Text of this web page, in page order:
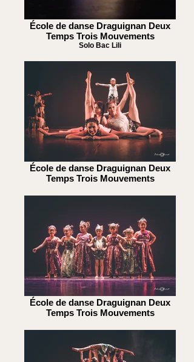
École de danse Draguignan Deux
Temps Trois Mouvements
Solo Bac Lili
École de danse Draguignan Deux
Temps Trois Mouvements
École de danse Draguignan Deux
Temps Trois Mouvements